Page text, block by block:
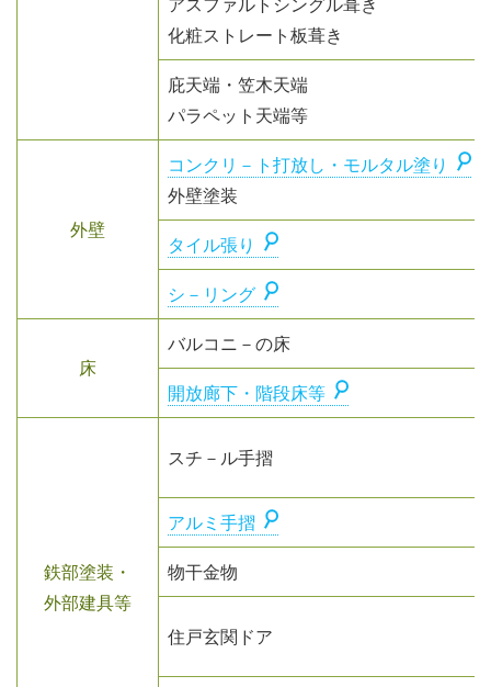
化粧ストレート板葺き
庇天端・笠木天端
パラペット天端等
外壁
コンクリ－ト打放し・モルタル塗り
外壁塗装
タイル張り
シ－リング
床
バルコニ－の床
開放廊下・階段床等
鉄部塗装・
外部建具等
スチ－ル手摺
アルミ手摺
物干金物
住戸玄関ドア